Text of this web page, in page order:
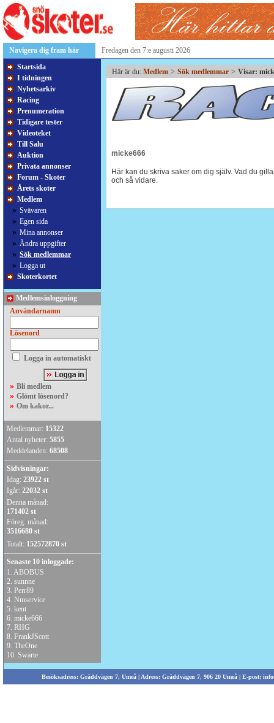
Navigera dig fram här
Fredagen den 7:e augusti 2026
Startsida
I tidningen
Nyhetsarkiv
Racing
Prenumeration
Tidigare tester
Videoteket
Till Salu
Auktion
Privata annonser
Forum - Skoter
Årets skoter
Medlem
» Svävaren
» Egen sida
» Mina annonser
» Ändra uppgifter
» Sök medlemmar
» Logga ut
Skoterkortet
Medlemsinloggning
Användarnamn
Lösenord
Logga in automatiskt
» Bli medlem
» Glömt lösenord?
» Om kakor...
Medlemmar: 15322
Antal nyheter: 5855
Meddelanden: 68508
Sidvisningar:
Idag: 23922 st
Igår: 22032 st
Denna månad:
171402 st
Föreg. månad:
3516680 st
Totalt: 152572870 st
Senaste 10 inloggade:
1. ABOBUS
2. sunnne
3. Perr89
4. Nmservice
5. kent
6. micke666
7. RHG
8. FrankJScott
9. TheOne
10. Swarte
Här är du: Medlem > Sök medlemmar > Visar:
micke666
Här kan du skriva saker om dig själv. Vad du
och så vidare.
Besöksadress: Gräddvägen 7, Umeå | Adress: Gräddvägen 7, 906 20 Umeå | E-post: